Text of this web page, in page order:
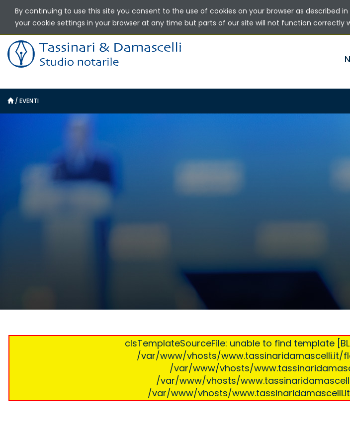
/ EVENTI
clsTemplateSourceFile: unable to find template
/var/www/vhosts/www.tassinaridamascelli.it/
/var/www/vhosts/
/var/www/vhosts/
/var/www/vhosts/
By continuing to use this site you consent to the use of cookies on your browser as described in
your cookie settings in your browser at any time but parts of our site will not function correctly